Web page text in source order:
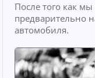
После того как
предварительно
автомобиля.